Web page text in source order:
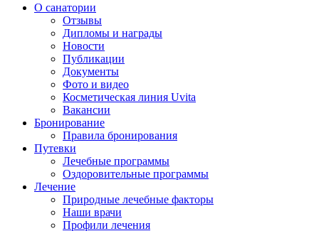
О санатории
Отзывы
Дипломы и награды
Новости
Публикации
Документы
Фото и видео
Косметическая линия Uvita
Вакансии
Бронирование
Правила бронирования
Путевки
Лечебные программы
Оздоровительные программы
Лечение
Природные лечебные факторы
Наши врачи
Профили лечения